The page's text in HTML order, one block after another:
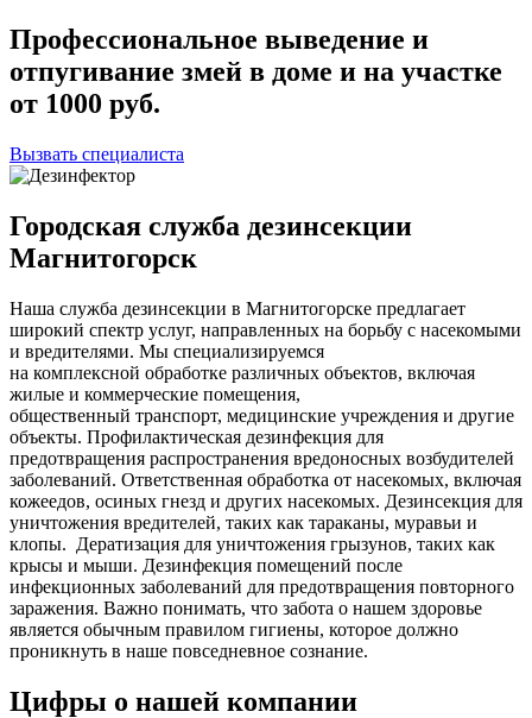
Профессиональное выведение и
отпугивание змей в доме и на участке
от 1000 руб.
Вызвать специалиста
Городская служба дезинсекции
Магнитогорск
Наша служба дезинсекции в Магнитогорске предлагает
широкий спектр услуг, направленных на борьбу с насекомыми
и вредителями. Мы специализируемся
на комплексной обработке различных объектов, включая
жилые и коммерческие помещения,
общественный транспорт, медицинские учреждения и другие
объекты. Профилактическая дезинфекция для
предотвращения распространения вредоносных возбудителей
заболеваний. Ответственная обработка от насекомых, включая
кожеедов, осиных гнезд и других насекомых. Дезинсекция для
уничтожения вредителей, таких как тараканы, муравьи и
клопы. Дератизация для уничтожения грызунов, таких как
крысы и мыши. Дезинфекция помещений после
инфекционных заболеваний для предотвращения повторного
заражения. Важно понимать, что забота о нашем здоровье
является обычным правилом гигиены, которое должно
проникнуть в наше повседневное сознание.
Цифры о нашей компании